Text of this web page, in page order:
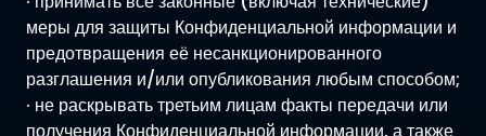
меры для защиты Конфиденциальной информации и
предотвращения её несанкционированного
разглашения и/или опубликования любым способом;
· не раскрывать третьим лицам факты передачи или
получения Конфиденциальной информации, а также